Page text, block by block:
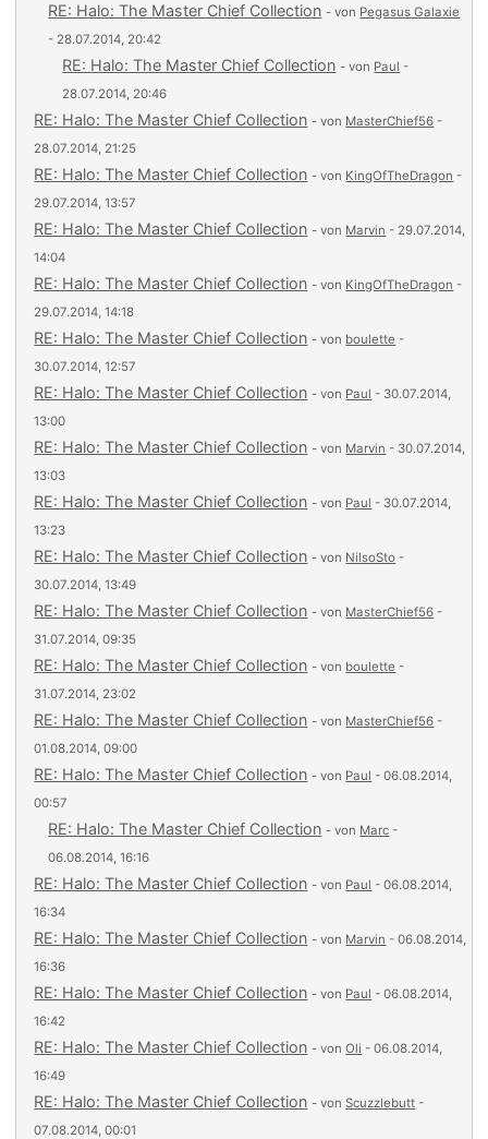
RE: Halo: The Master Chief Collection - von Pegasus Galaxie
- 28.07.2014, 20:42
RE: Halo: The Master Chief Collection - von Paul -
28.07.2014, 20:46
RE: Halo: The Master Chief Collection - von MasterChief56 -
28.07.2014, 21:25
RE: Halo: The Master Chief Collection - von KingOfTheDragon -
29.07.2014, 13:57
RE: Halo: The Master Chief Collection - von Marvin - 29.07.2014,
14:04
RE: Halo: The Master Chief Collection - von KingOfTheDragon -
29.07.2014, 14:18
RE: Halo: The Master Chief Collection - von boulette -
30.07.2014, 12:57
RE: Halo: The Master Chief Collection - von Paul - 30.07.2014,
13:00
RE: Halo: The Master Chief Collection - von Marvin - 30.07.2014,
13:03
RE: Halo: The Master Chief Collection - von Paul - 30.07.2014,
13:23
RE: Halo: The Master Chief Collection - von NilsoSto -
30.07.2014, 13:49
RE: Halo: The Master Chief Collection - von MasterChief56 -
31.07.2014, 09:35
RE: Halo: The Master Chief Collection - von boulette -
31.07.2014, 23:02
RE: Halo: The Master Chief Collection - von MasterChief56 -
01.08.2014, 09:00
RE: Halo: The Master Chief Collection - von Paul - 06.08.2014,
00:57
RE: Halo: The Master Chief Collection - von Marc -
06.08.2014, 16:16
RE: Halo: The Master Chief Collection - von Paul - 06.08.2014,
16:34
RE: Halo: The Master Chief Collection - von Marvin - 06.08.2014,
16:36
RE: Halo: The Master Chief Collection - von Paul - 06.08.2014,
16:42
RE: Halo: The Master Chief Collection - vonOli - 06.08.2014,
16:49
RE: Halo: The Master Chief Collection - vonScuzzlebutt -
07.08.2014, 00:01